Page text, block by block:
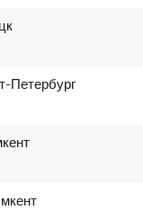
Петербург